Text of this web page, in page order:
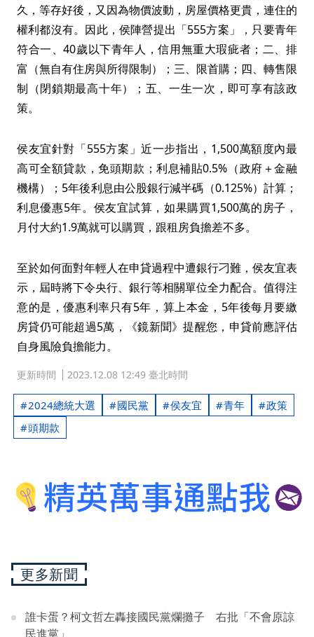
久，等存好後，又因為物價波動，房屋價格更貴，連住的
權利都沒有。因此，侯陣營提出「555方案」，只要青年
符合一、40歲以下青年人，信用無重大瑕疵者；二、排
富（無自有住房與所得限制）；三、限首購；四、轉售限
制（閉鎖期最高十年）；五、一生一次，即可享有該政
策。
侯友宜針對「555方案」近一步指出，1,500萬額度內最
高可全額貸款，免頭期款；利息補貼0.5%（政府＋金融
機構）；5年後利息由公股銀行減半碼（0.125%）計算；
利息優惠5年。侯友宜試算，如果購買1,500萬的房子，
月付大約1.9萬就可以購買，跟租房負擔差不多。
至於如何面對年輕人在申貸過程中遭銀行刁難，侯友宜表
示，屆時將下令央行、銀行等相關單位全力配合。值得注
意的是，優惠利率只有5年，算上本金，5年後每月要繳
房貸仍可能超過5萬，《鏡新聞》提醒您，申貸前應評估
自身風險負擔能力。
更新時間 2023.12.08 12:49 臺北時間
2024總統大選 國民黨 侯友宜 青年
政策
頭期款
更多新聞
誰卡蛋？柯文哲左轟接國民黨爛攤子 右批「不會原諒
民進黨」